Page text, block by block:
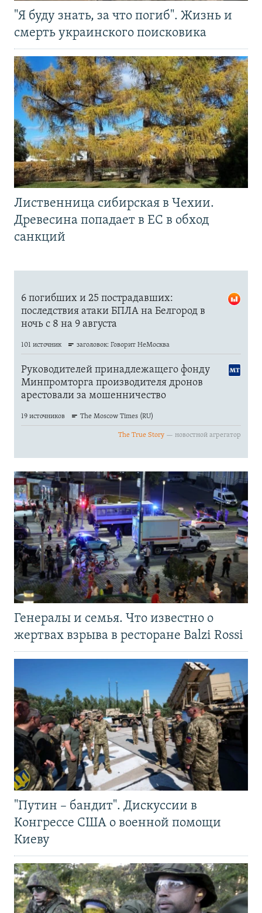
"Я буду знать, за что погиб". Жизнь и
смерть украинского поисковика
Лиственница сибирская в Чехии.
Древесина попадает в ЕС в обход
санкций
Генералы и семья. Что известно о
жертвах взрыва в ресторане Balzi Rossi
"Путин – бандит". Дискуссии в
Конгрессе США о военной помощи
Киеву